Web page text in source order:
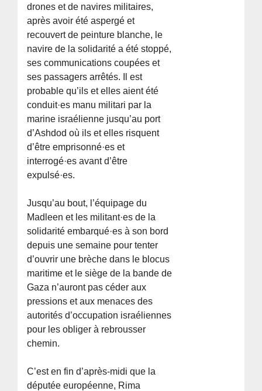
drones et de navires militaires,
après avoir été aspergé et
recouvert de peinture blanche, le
navire de la solidarité a été stoppé,
ses communications coupées et
ses passagers arrêtés. Il est
probable qu’ils et elles aient été
conduit·es manu militari par la
marine israélienne jusqu’au port
d’Ashdod où ils et elles risquent
d’être emprisonné·es et
interrogé·es avant d’être
expulsé·es.
Jusqu’au bout, l’équipage du
Madleen et les militant·es de la
solidarité embarqué·es à son bord
depuis une semaine pour tenter
d’ouvrir une brèche dans le blocus
maritime et le siège de la bande de
Gaza n’auront pas céder aux
pressions et aux menaces des
autorités d’occupation israéliennes
pour les obliger à rebrousser
chemin.
C’est en fin d’après-midi que la
députée européenne, Rima